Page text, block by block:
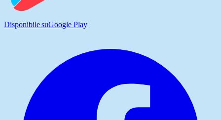
Disponibile suGoogle Play